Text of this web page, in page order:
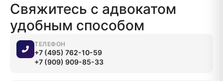
Свяжитесь с адвокатом
удобным способом
ТЕЛЕФОН
+7 (495) 762-10-59
+7 (909) 909-85-33